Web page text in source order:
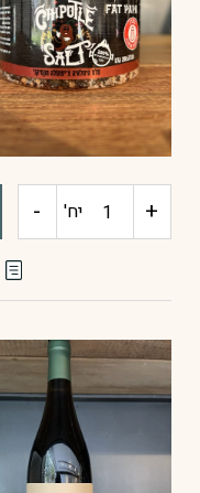
+ כמות
צ'יפוטלה
יח' -